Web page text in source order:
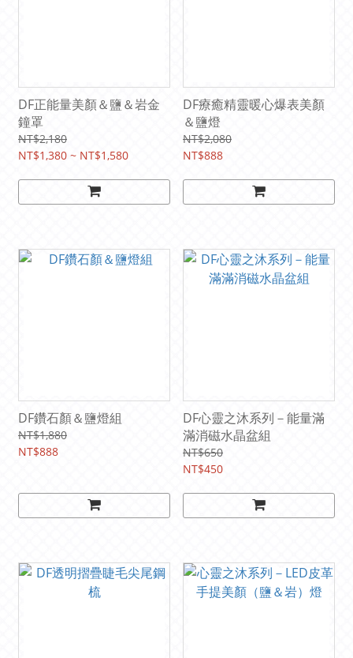
DF正能量美顏＆鹽＆岩金
鐘罩
NT$2,180
NT$1,380 ~ NT$1,580
DF療癒精靈暖心爆表美顏
＆鹽燈
NT$2,080
NT$888
DF鑽石顏＆鹽燈組
NT$1,880
NT$888
DF心靈之沐系列－能量滿
滿消磁水晶盆組
NT$650
NT$450